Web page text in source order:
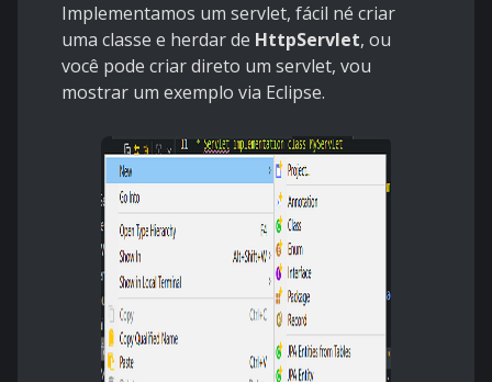
Implementamos um servlet, fácil né criar
uma classe e herdar de HttpServlet, ou
você pode criar direto um servlet, vou
mostrar um exemplo via Eclipse.